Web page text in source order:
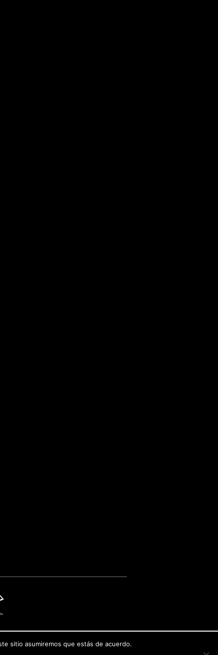
sitio asumiremos que estás de acuerdo.